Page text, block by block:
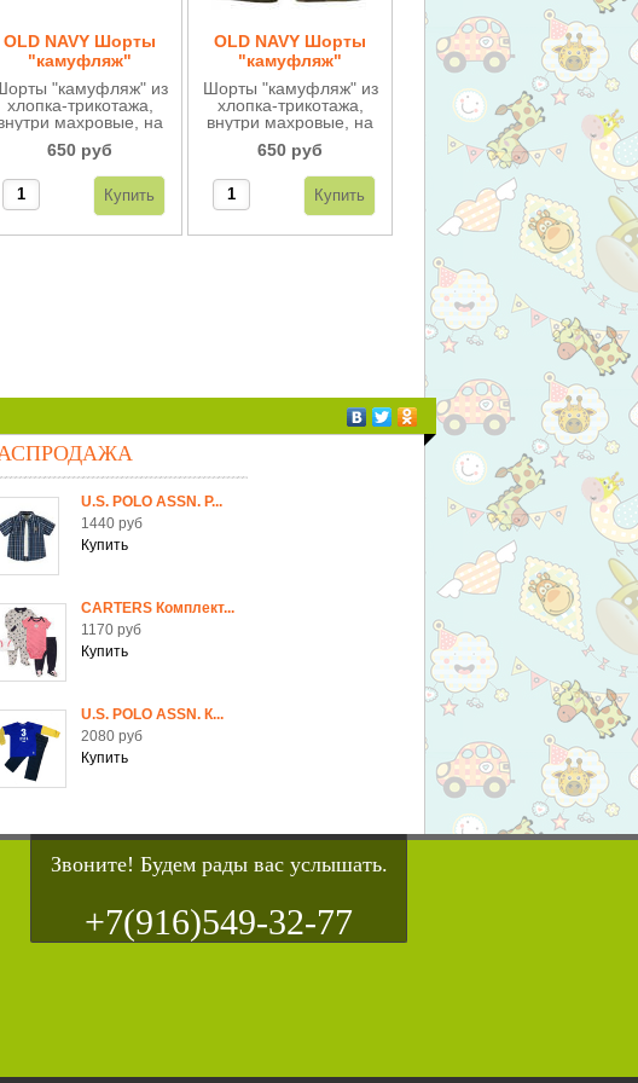
OLD NAVY Шорты
"камуфляж"
трикотажные МН47
"камуфляж" из
хлопка-трикотажа,
махровые, на
резинка. Очень
удобные, легко
одеваются.
650 руб
OLD NAVY Шорты
"камуфляж"
трикотажные МН47
Шорты "камуфляж" из
хлопка-трикотажа,
внутри махровые, на
резинка. Очень
удобные, легко
одеваются.
650 руб
U.S. POLO ASSN. Р...
1440 руб
CARTERS Комплект...
1170 руб
U.S. POLO ASSN. К...
2080 руб
Звоните! Будем рады вас услышать.
+7(916)549-32-77